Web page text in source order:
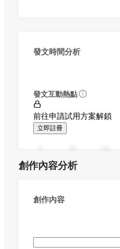
發文時間分析
發文互動熱點
前往申請試用方案解鎖
立即註冊
創作內容分析
創作內容